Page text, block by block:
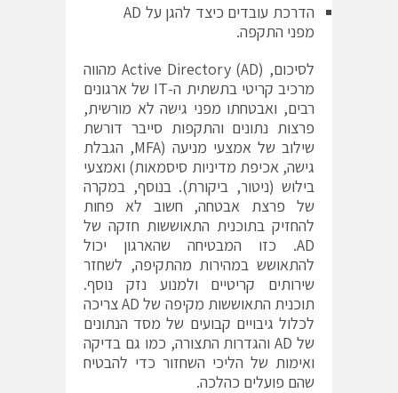
הדרכת עובדים כיצד להגן על AD
מפני התקפה.
לסיכום, Active Directory (AD) מהווה
מרכיב קריטי בתשתית ה-IT של ארגונים
רבים, ואבטחתו מפני גישה לא מורשית,
פרצות נתונים והתקפות סייבר דורשת
שילוב של אמצעי מניעה (MFA, הגבלת
גישה, אכיפת מדיניות סיסמאות) ואמצעי
בילוש (ניטור, ביקורת). בנוסף, במקרה
של פרצת אבטחה, חשוב לא פחות
להחזיק בתוכנית התאוששות חזקה של
AD. כזו המבטיחה שהארגון יכול
להתאושש במהירות מהתקיפה, לשחזר
שירותים קריטיים ולמנוע נזק נוסף.
תוכנית התאוששות מקיפה של AD צריכה
לכלול גיבויים קבועים של מסד הנתונים
של AD והגדרות התצורה, כמו גם בדיקה
ואימות של הליכי השחזור כדי להבטיח
שהם פועלים כהלכה.